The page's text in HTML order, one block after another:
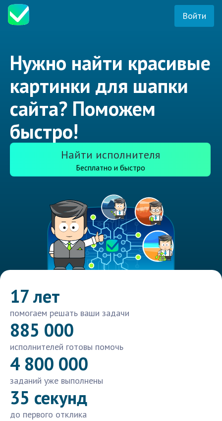
Войти
Нужно найти красивые
картинки для шапки
сайта? Поможем
быстро!
Найти исполнителя
Бесплатно и быстро
17 лет
помогаем решать ваши задачи
885 000
исполнителей готовы помочь
4 800 000
заданий уже выполнены
35 секунд
до первого отклика